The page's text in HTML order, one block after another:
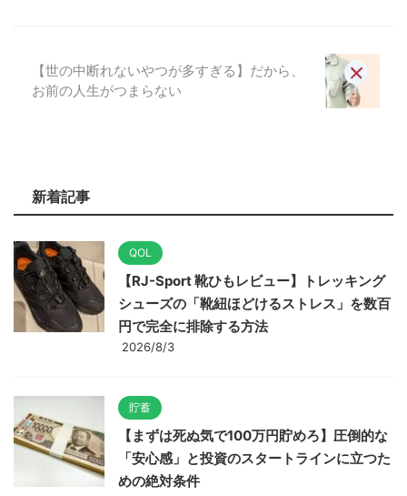
【世の中断れないやつが多すぎる】だから、
お前の人生がつまらない
新着記事
QOL
【RJ-Sport 靴ひもレビュー】トレッキング
シューズの「靴紐ほどけるストレス」を数百
円で完全に排除する方法
2026/8/3
貯蓄
【まずは死ぬ気で100万円貯めろ】圧倒的な
「安心感」と投資のスタートラインに立つた
めの絶対条件